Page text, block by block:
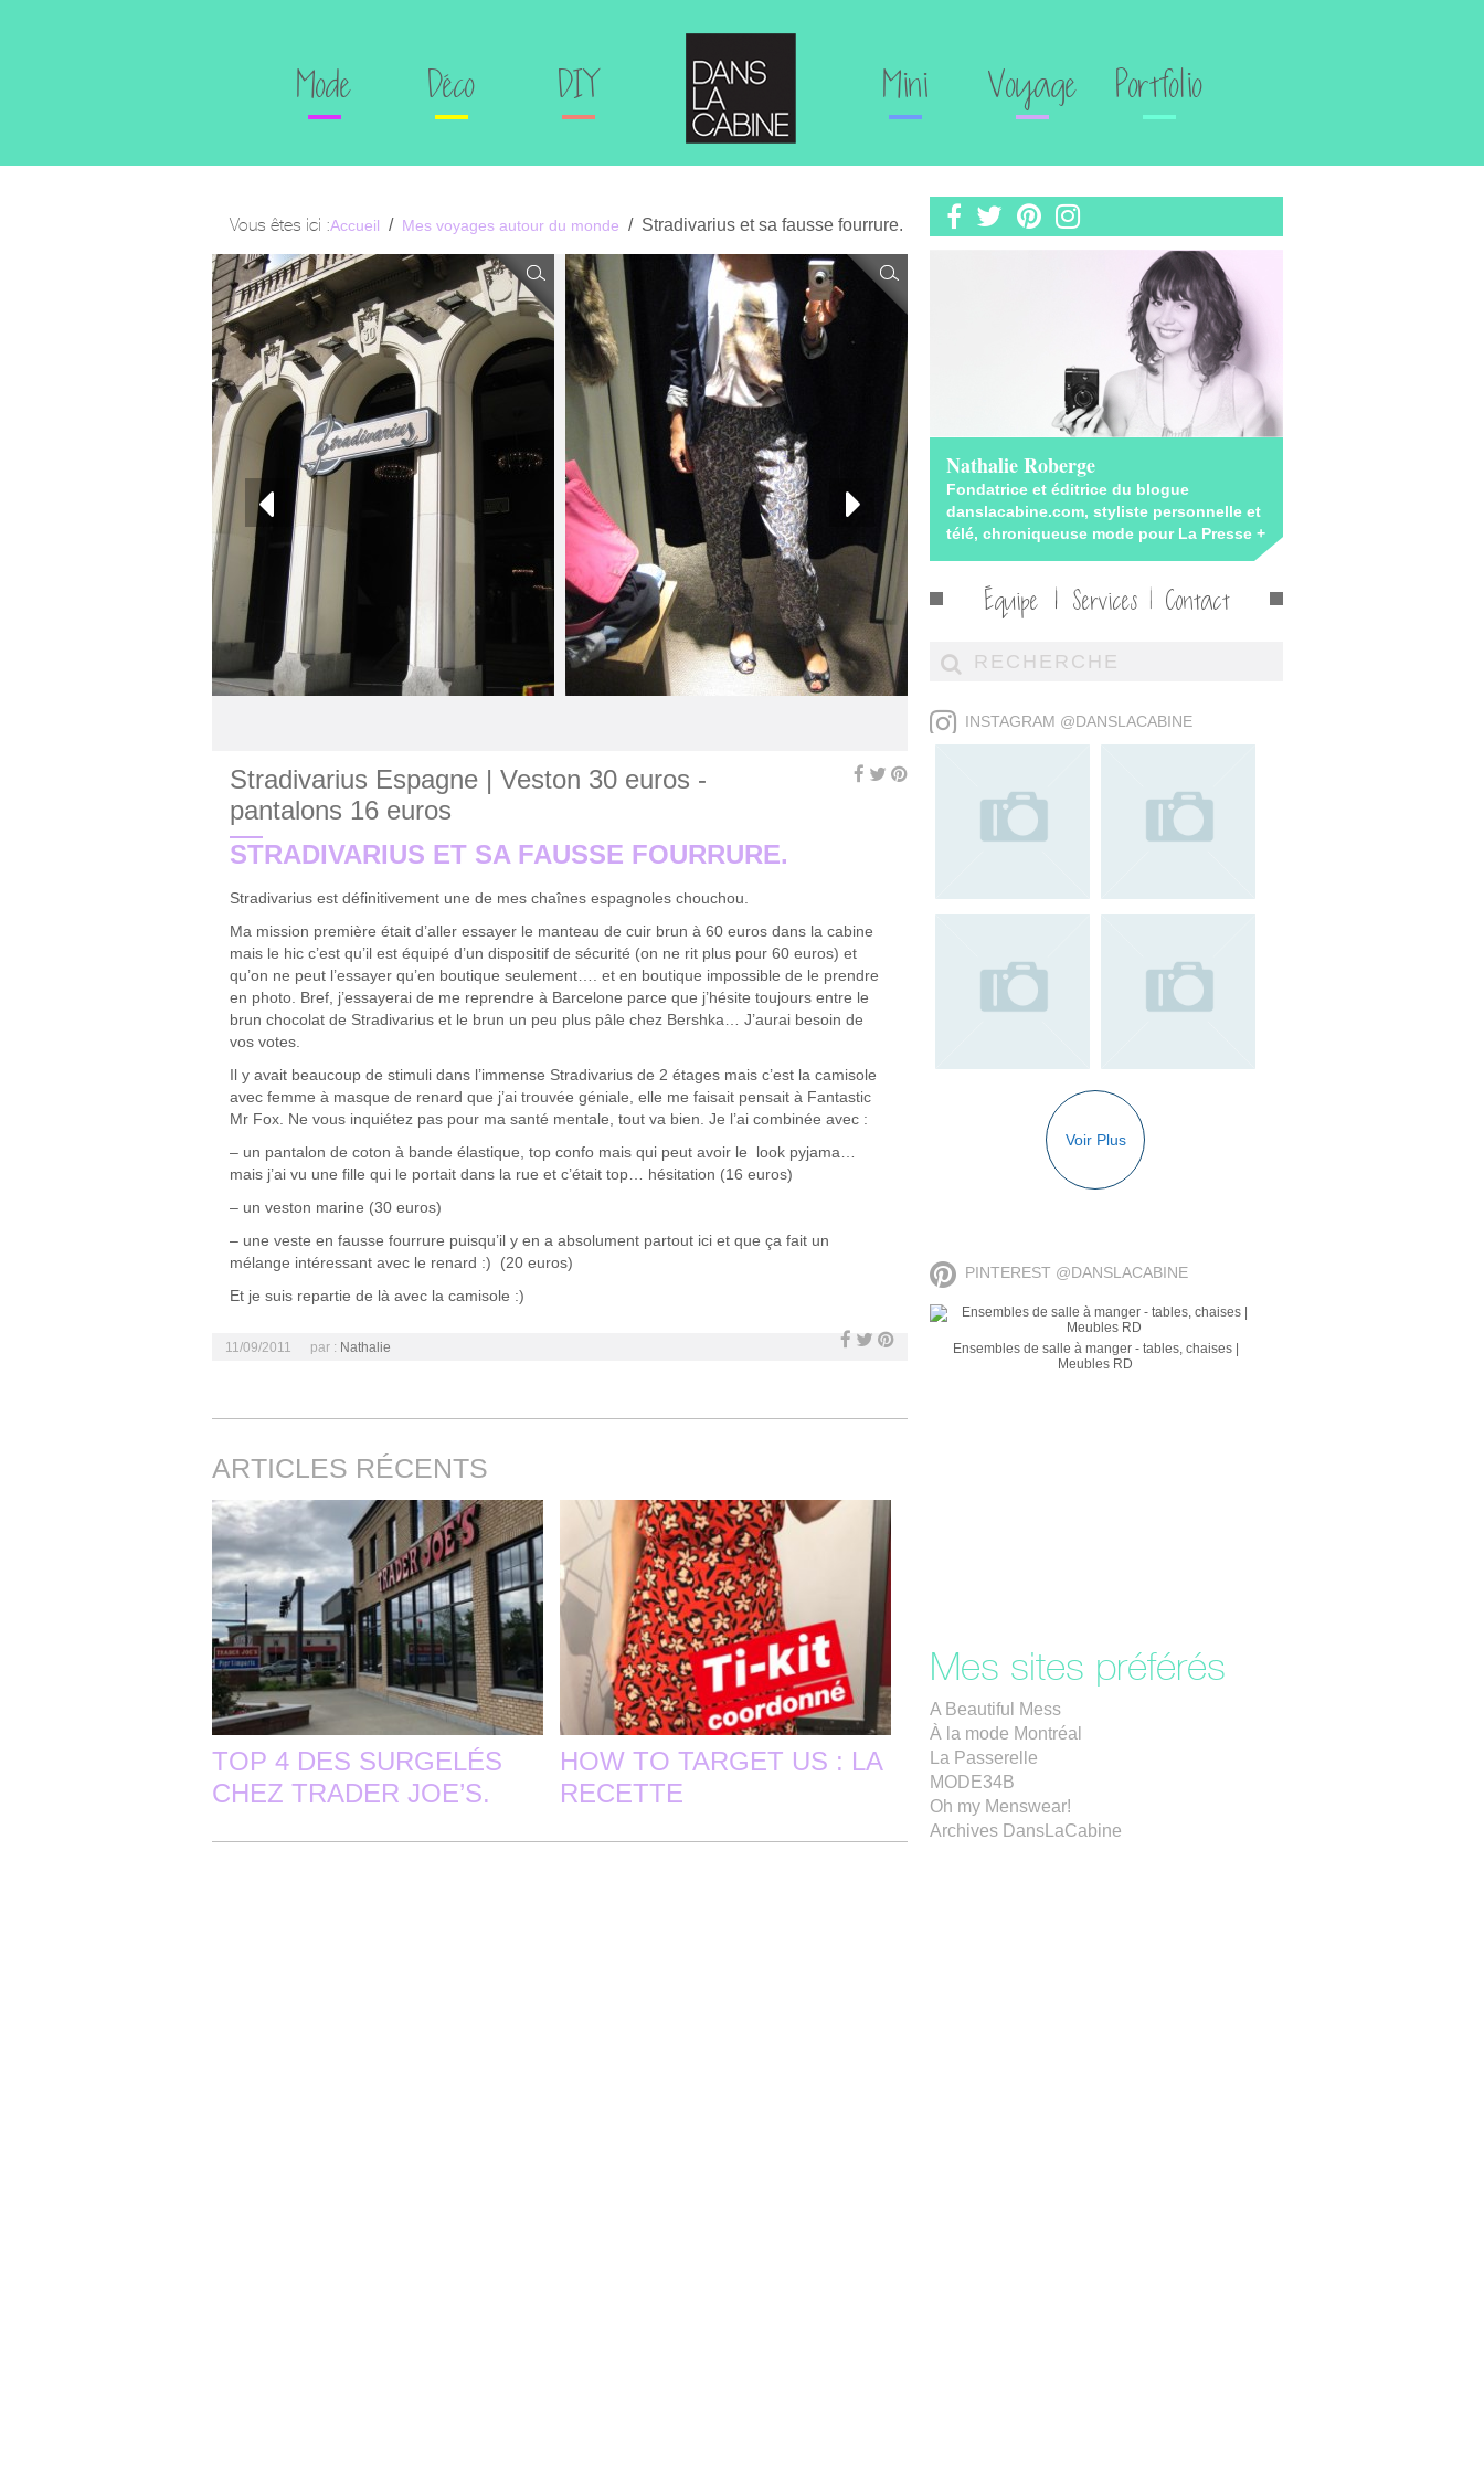
DIY
Déco
Mode Mini Voyage Portfolio
Vous êtes ici :Accueil Mes voyages autour du monde Stradivarius et sa fausse fourrure.
Stradivarius Espagne | Veston 30 euros -
pantalons 16 euros
STRADIVARIUS ET SA FAUSSE FOURRURE.
Stradivarius est définitivement une de mes chaînes espagnoles chouchou.
Ma mission première était d’aller essayer le manteau de cuir brun à 60 euros dans la cabine
mais le hic c’est qu’il est équipé d’un dispositif de sécurité (on ne rit plus pour 60 euros) et
qu’on ne peut l’essayer qu’en boutique seulement…. et en boutique impossible de le prendre
en photo. Bref, j’essayerai de me reprendre à Barcelone parce que j’hésite toujours entre le
brun chocolat de Stradivarius et le brun un peu plus pâle chez Bershka… J’aurai besoin de
vos votes.
Il y avait beaucoup de stimuli dans l’immense Stradivarius de 2 étages mais c’est la camisole
avec femme à masque de renard que j’ai trouvée géniale, elle me faisait pensait à Fantastic
Mr Fox. Ne vous inquiétez pas pour ma santé mentale, tout va bien. Je l’ai combinée avec :
– un pantalon de coton à bande élastique, top confo mais qui peut avoir le look pyjama…
mais j’ai vu une fille qui le portait dans la rue et c’était top… hésitation (16 euros)
– un veston marine (30 euros)
– une veste en fausse fourrure puisqu’il y en a absolument partout ici et que ça fait un
mélange intéressant avec le renard :) (20 euros)
Et je suis repartie de là avec la camisole :)
11/09/2011 par : Nathalie
ARTICLES RÉCENTS
TOP 4 DES SURGELÉS
CHEZ TRADER JOE’S.
HOW TO TARGET US : LA
RECETTE
Nathalie Roberge
Fondatrice et éditrice du blogue
danslacabine.com, styliste personnelle et
télé, chroniqueuse mode pour La Presse +
Équipe Services Contact
INSTAGRAM @DANSLACABINE
Voir Plus
PINTEREST @DANSLACABINE
NOLA luminaire mural 12"H WS57712 | Luminaire Plus
– LUMINAIRE PLUS
Mes sites préférés
A Beautiful Mess
À la mode Montréal
La Passerelle
MODE34B
Oh my Menswear!
Archives DansLaCabine